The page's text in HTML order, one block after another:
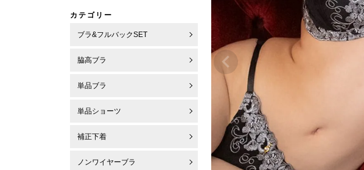
カテゴリー
ブラ&フルバックSET
脇高ブラ
単品ブラ
単品ショーツ
補正下着
ノンワイヤーブラ